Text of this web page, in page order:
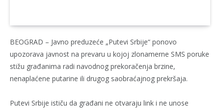
BEOGRAD – Javno preduzeće „Putevi Srbije“ ponovo
upozorava javnost na prevaru u kojoj zlonamerne SMS poruke
stižu građanima radi navodnog prekoračenja brzine,
nenaplaćene putarine ili drugog saobraćajnog prekršaja.
Putevi Srbije ističu da građani ne otvaraju link i ne unose